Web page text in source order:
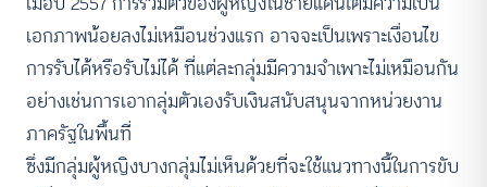
เอกภาพน้อยลงไม่เหมือนช่วงแรก อาจจะเป็นเพราะเงื่อนไข
การรับได้หรือรับไม่ได้ ที่แต่ละกลุ่มมีความจำเพาะไม่เหมือนกัน
อย่างเช่นการเอากลุ่มตัวเองรับเงินสนับสนุนจากหน่วยงาน
ภาครัฐในพื้นที่
ซึ่งมีกลุ่มผู้หญิงบางกลุ่มไม่เห็นด้วยที่จะใช้แนวทางนี้ในการขับ